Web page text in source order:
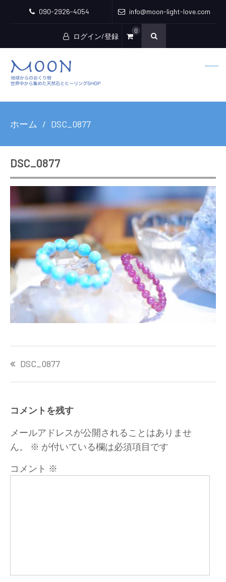
090-2926-4054 info@moon-light-love.com
ログイン/登録
0
ホーム DSC_0877
DSC_0877
稿
ー
シ
ョ
DSC_0877
コメントを残す
メールアドレスが公開されることはありませ
ん。
※ が付いている欄は必須項目です
コメント ※